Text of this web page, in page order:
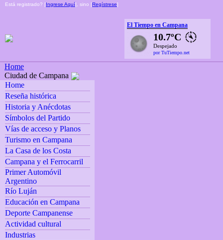
Está registrado? [Ingrese Aquí], sino [Regístrese]
El Tiempo en Campana
10.7ºC
Despejado
por TuTiempo.net
Home
Ciudad de Campana
Home
Reseña histórica
Historia y Anécdotas
Símbolos del Partido
Vías de acceso y Planos
Turismo en Campana
La Casa de los Costa
Campana y el Ferrocarril
Primer Automóvil
Argentino
Río Luján
Educación en Campana
Deporte Campanense
Actividad cultural
Industrias